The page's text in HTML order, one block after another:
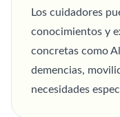
Los cuidadores
conocimientos y
concretas como
demencias,
necesidades